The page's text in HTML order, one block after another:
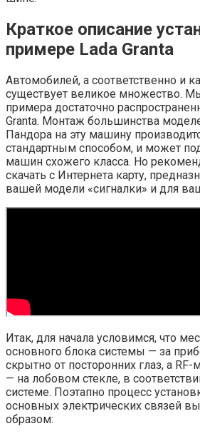
Краткое описание
примере Lada Granta
Автомобилей, а соответственно и
существует великое множество.
примера достаточно
Granta. Монтаж большинства
Пандора на эту машину
стандартным способом, и может
машин схожего класса. Но
скачать с Интернета карту,
вашей модели «сигналки» и для
Итак, для начала условимся, что
основного блока системы — за
скрытно от посторонних глаз, а
— на лобовом стекле, в
системе. Поэтапно процесс
основных электрических связей
образом: